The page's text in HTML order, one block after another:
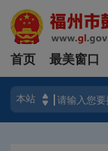
首页 最美窗口